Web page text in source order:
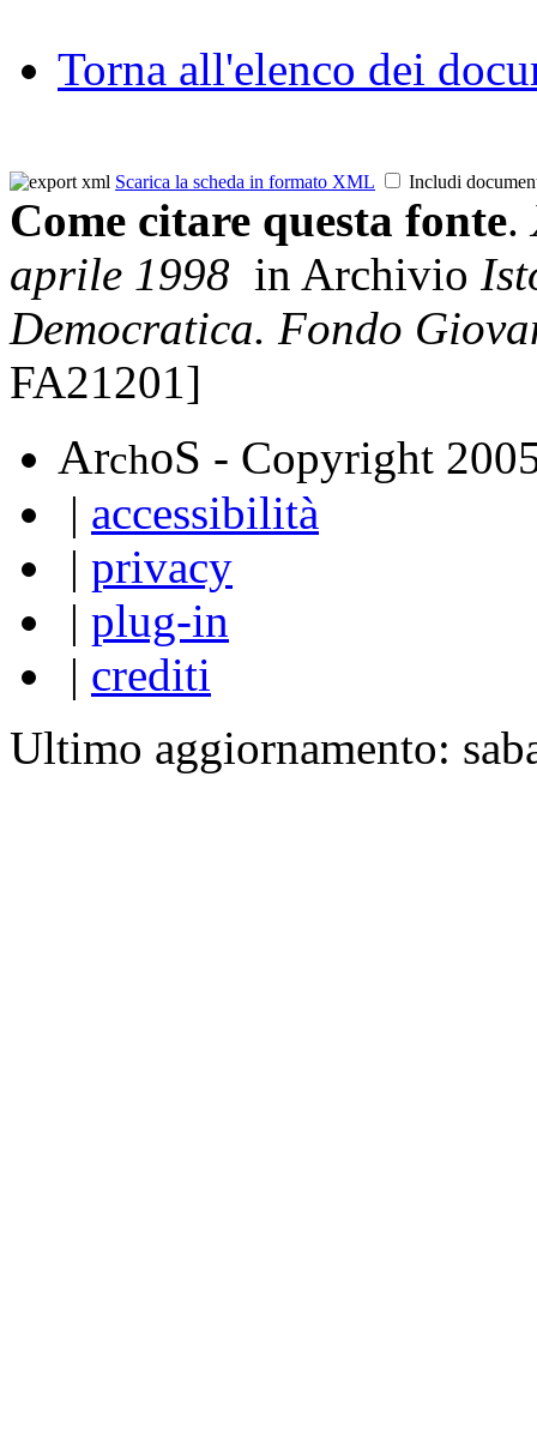
Torna all'elenco dei
Scarica la scheda in formato XML Includi
Come citare questa fonte.
aprile 1998 in Archivio
Democratica. Fondo
FA21201]
ArchoS - Copyright
| accessibilità
| privacy
| plug-in
| crediti
Ultimo aggiornamento: